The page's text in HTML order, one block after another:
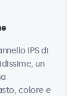
IPS di
un
colore e